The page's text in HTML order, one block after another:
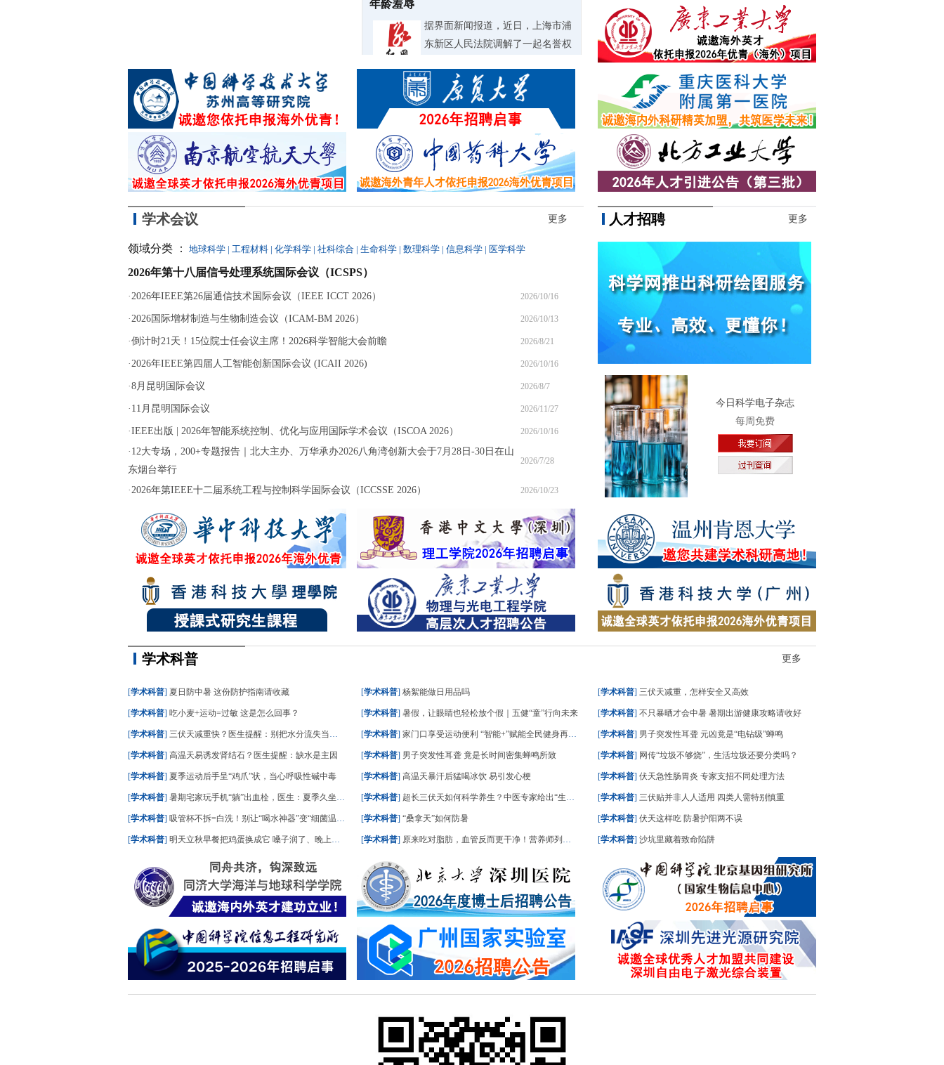
年龄羞辱
据界面新闻报道，近日，上海市浦
东新区人民法院调解了一起名誉权
《科学时评》
微过重罚要不得，企业管理不能机械僵化
近日，南京一起职场纠纷案引发热
议。一名企业员工因工作期间短暂
离座、偶尔查看手机、迟开电脑数
分钟等十余次“违纪行为”，被公司直接认定为
严重违纪、单方解除...
学术会议 更多
领域分类 ： 地球科学 | 工程材料 | 化学科学 | 社科综合 | 生命科学 | 数理科学 | 信息科学 | 医学科学
2026年第十八届信号处理系统国际会议（ICSPS）
·2026年IEEE第26届通信技术国际会议（IEEE ICCT 2026） 2026/10/16
·2026国际增材制造与生物制造会议（ICAM-BM 2026） 2026/10/13
·倒计时21天！15位院士任会议主席！2026科学智能大会前瞻 2026/8/21
·2026年IEEE第四届人工智能创新国际会议 (ICAII 2026) 2026/10/16
·8月昆明国际会议 2026/8/7
· 11月昆明国际会议 2026/11/27
·IEEE出版 | 2026年智能系统控制、优化与应用国际学术会议（ISCOA 2026） 2026/10/16
· 12大专场，200+专题报告｜北大主办、万华承办2026八角湾创新大会于7月28日-30日在山
东烟台举行
2026/7/28
·2026年第IEEE十二届系统工程与控制科学国际会议（ICCSSE 2026） 2026/10/23
人才招聘 更多
今日科学电子杂志
每周免费
学术科普 更多
[学术科普] 夏日防中暑 这份防护指南请收藏
[学术科普] 吃小麦+运动=过敏 这是怎么回事？
[学术科普] 三伏天减重快？医生提醒：别把水分流失当成减脂
[学术科普] 高温天易诱发肾结石？医生提醒：缺水是主因
[学术科普] 夏季运动后手呈“鸡爪”状，当心呼吸性碱中毒
[学术科普] 暑期宅家玩手机“躺”出血栓，医生：夏季久坐风险高
[学术科普] 吸管杯不拆=白洗！别让“喝水神器”变“细菌温床”
[学术科普] 明天立秋早餐把鸡蛋换成它 嗓子润了、晚上睡踏实了
[学术科普] 杨絮能做日用品吗
[学术科普] 暑假，让眼睛也轻松放个假｜五健“童”行向未来
[学术科普] 家门口享受运动便利 “智能+”赋能全民健身再升级
[学术科普] 男子突发性耳聋 竟是长时间密集蝉鸣所致
[学术科普] 高温天暴汗后猛喝冰饮 易引发心梗
[学术科普] 超长三伏天如何科学养生？中医专家给出“生活处方”
[学术科普] “桑拿天”如何防暑
[学术科普] 原来吃对脂肪，血管反而更干净！营养师列出“好脂肪”清单，建议照着吃
[学术科普] 三伏天减重，怎样安全又高效
[学术科普] 不只暴晒才会中暑 暑期出游健康攻略请收好
[学术科普] 男子突发性耳聋 元凶竟是“电钻级”蝉鸣
[学术科普] 网传“垃圾不够烧”，生活垃圾还要分类吗？
[学术科普] 伏天急性肠胃炎 专家支招不同处理方法
[学术科普] 三伏贴并非人人适用 四类人需特别慎重
[学术科普] 伏天这样吃 防暑护阳两不误
[学术科普] 沙坑里藏着致命陷阱